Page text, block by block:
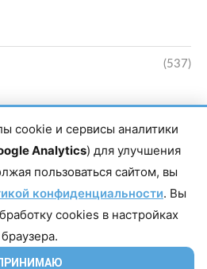
(537)
Магомаев Тимур Нухович. Контакты
vestiskfo@gmail.com По вопросам
д. 1а. Все права защищены.
полных материалов запрещено, частичное
условии гиперссылки на сайт mirmol.ru.
cookie и сервисы аналитики
Analytics) для улучшения
пользоваться сайтом, вы
конфиденциальности. Вы
cookies в настройках
браузера.